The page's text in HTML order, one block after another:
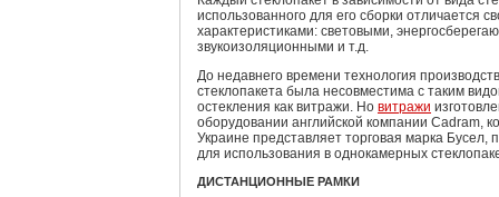
использованного для его сборки отличается
характеристиками: световыми,
звукоизоляционными и т.д.
До недавнего времени технология
стеклопакета была несовместима с таким
остекления как витражи. Но витражи
оборудовании английской компании Cadram,
Украине представляет торговая марка Бусел,
для использования в однокамерных
ДИСТАНЦИОННЫЕ РАМКИ